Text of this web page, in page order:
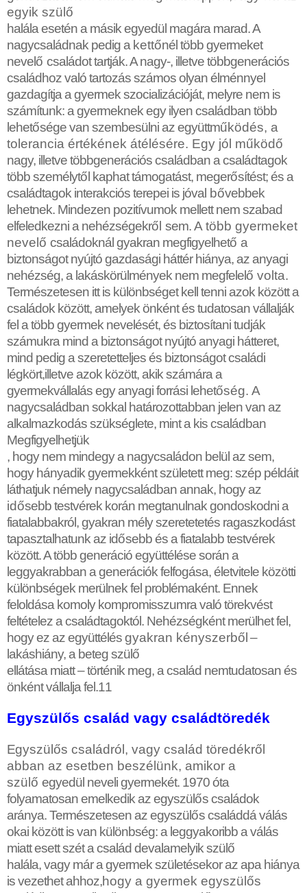
egyik szülő
halála esetén a másik egyedül magára marad. A
nagycsaládnak pedig a kettőnél több gyermeket
nevelő családot tartják. A nagy-, illetve többgenerációs
családhoz való tartozás számos olyan élménnyel
gazdagítja a gyermek szocializációját, melyre nem is
számítunk: a gyermeknek egy ilyen családban több
lehetősége van szembesülni az együttműködés, a
tolerancia értékének átélésére. Egy jól működő
nagy, illetve többgenerációs családban a családtagok
több személytől kaphat támogatást, megerősítést; és a
családtagok interakciós terepei is jóval bővebbek
lehetnek. Mindezen pozitívumok mellett nem szabad
elfeledkezni a nehézségekről sem.A több gyermeket
nevelő családoknál gyakran megfigyelhető a
biztonságot nyújtó gazdasági háttér hiánya, az anyagi
nehézség, a lakáskörülmények nem megfelelő volta.
Természetesen itt is különbséget kell tenni azok között a
családok között, amelyek önként és tudatosan vállalják
fel a több gyermek nevelését, és biztosítani tudják
számukra mind a biztonságot nyújtó anyagi hátteret,
mind pedig a szeretetteljes és biztonságot családi
légkört,illetve azok között, akik számára a
gyermekvállalás egy anyagi forrási lehetőség. A
nagycsaládban sokkal határozottabban jelen van az
alkalmazkodás szükséglete, mint a kis családban
Megfigyelhetjük
, hogy nem mindegy a nagycsaládon belül az sem,
hogy hányadik gyermekként született meg: szép példáit
láthatjuk némely nagycsaládban annak, hogy az
idősebb testvérek korán megtanulnak gondoskodni a
fiatalabbakról, gyakran mély szeretetetés ragaszkodást
tapasztalhatunk az idősebb és a fiatalabb testvérek
között. A több generáció együttélése során a
leggyakrabban a generációk felfogása, életvitele közötti
különbségek merülnek fel problémaként. Ennek
feloldása komoly kompromisszumra való törekvést
feltételez a családtagoktól. Nehézségként merülhet fel,
hogy ez az együttélésgyakran kényszerből –
lakáshiány, a beteg szülő
ellátása miatt – történik meg, a család nemtudatosan és
önként vállalja fel.11
Egyszülős család vagy családtöredék
Egyszülős családról, vagy család töredékről
abban az esetben beszélünk, amikor a
szülő egyedül neveli gyermekét. 1970 óta
folyamatosan emelkedik az egyszülős családok
aránya. Természetesen az egyszülős családdá válás
okai között is van különbség: a leggyakoribb a válás
miatt esett szét a család devalamelyik szülő
halála, vagy már a gyermek születésekor az apa hiánya
is vezethet ahhoz,hogy a gyermek egyszülős